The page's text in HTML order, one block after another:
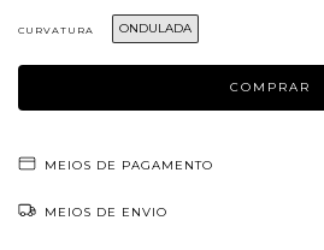
CURVATURA ONDULADA
MEIOS DE PAGAMENTO
MEIOS DE ENVIO